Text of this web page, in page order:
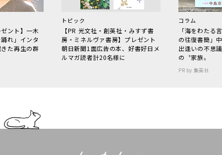
ント】一木
れ」インタ
た再生の群
トピック
【PR 光文社・創英社・みすず書
房・ミネルヴァ書房】プレゼント
朝日新聞1面広告の本、好書好日メ
ルマガ読者計20名様に
コラム
「海をわた
の往復書簡」
出逢いの不思
の〝家族〟
PR by 集英社